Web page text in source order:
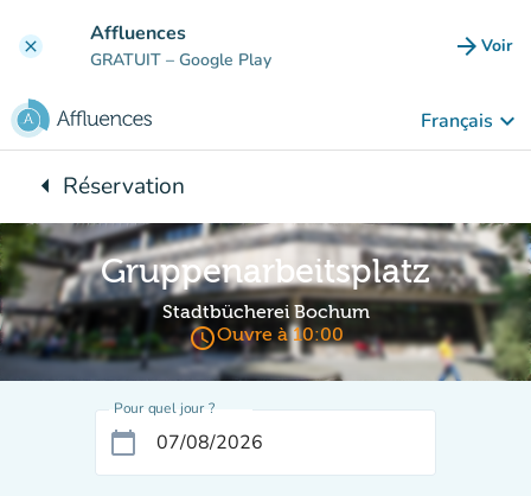
clear Affluences
GRATUIT – Google Play arrow_forward Voir
Français keyboard_arrow_down
arrow_leftRetour à :
Réservation
Gruppenarbeitsplatz
Stadtbücherei Bochum
access_timeOuvre à 10:00
Pour quel jour ?
calendar_today